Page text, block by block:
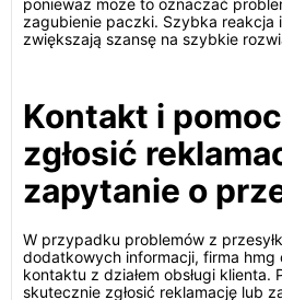
ponieważ może to oznaczać
zagubienie paczki. Szybka reakcja
zwiększają szansę na szybkie
Kontakt i
zgłosić
zapytanie o
W przypadku problemów z
dodatkowych informacji, firma hmg
kontaktu z działem obsługi klienta.
skutecznie zgłosić reklamację lub